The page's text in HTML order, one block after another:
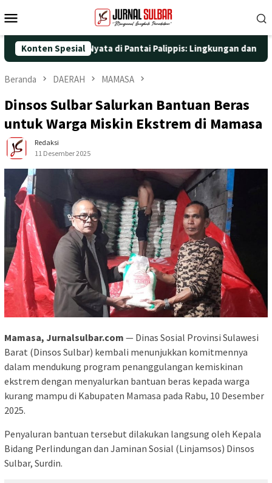
ke
Mobile
Konten Spesial
Aksi Nyata di Pantai Palippis: Lingkungan dan Kesehatan
Beranda DAERAH MAMASA
Dinsos Sulbar Salurkan Bantuan Beras
untuk Warga Miskin Ekstrem di Mamasa
Redaksi
11 Desember 2025
Mamasa, Jurnalsulbar.com — Dinas Sosial Provinsi Sulawesi
Barat (Dinsos Sulbar) kembali menunjukkan komitmennya
dalam mendukung program penanggulangan kemiskinan
ekstrem dengan menyalurkan bantuan beras kepada warga
kurang mampu di Kabupaten Mamasa pada Rabu, 10 Desember
2025.
Penyaluran bantuan tersebut dilakukan langsung oleh Kepala
Bidang Perlindungan dan Jaminan Sosial (Linjamsos) Dinsos
Sulbar, Surdin.